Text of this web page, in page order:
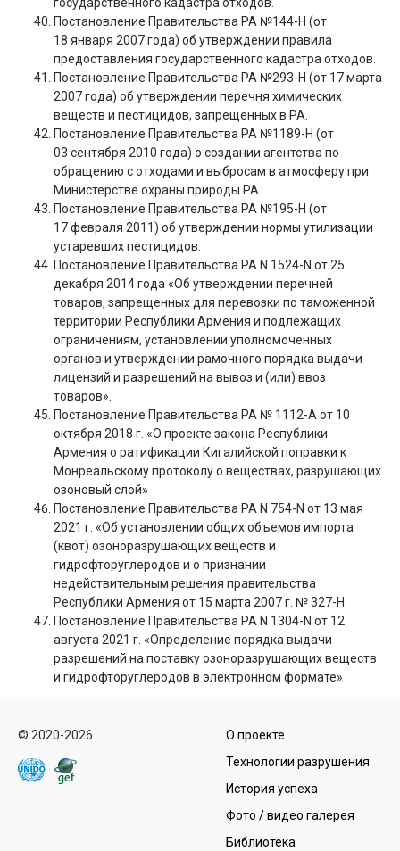
Постановление Правительства РА №144-Н (от
18 января 2007 года) об утверждении правила
предоставления государственного кадастра отходов.
Постановление Правительства РА №293-Н (от 17 марта
2007 года) об утверждении перечня химических
веществ и пестицидов, запрещенных в РА.
Постановление Правительства РА №1189-Н (от
03 сентября 2010 года) о создании агентства по
обращению с отходами и выбросам в атмосферу при
Министерстве охраны природы РА.
Постановление Правительства РА №195-Н (от
17 февраля 2011) об утверждении нормы утилизации
устаревших пестицидов.
Постановление Правительства РА N 1524-N от 25
декабря 2014 года «Об утверждении перечней
товаров, запрещенных для перевозки по таможенной
территории Республики Армения и подлежащих
ограничениям, установлении уполномоченных
органов и утверждении рамочного порядка выдачи
лицензий и разрешений на вывоз и (или) ввоз
товаров».
Постановление Правительства РА № 1112-А от 10
октября 2018 г. «О проекте закона Республики
Армения о ратификации Кигалийской поправки к
Монреальскому протоколу о веществах, разрушающих
озоновый слой»
Постановление Правительства РА N 754-N от 13 мая
2021 г. «Об установлении общих объемов импорта
(квот) озоноразрушающих веществ и
гидрофторуглеродов и о признании
недействительным решения правительства
Республики Армения от 15 марта 2007 г. № 327-Н
Постановление Правительства РА N 1304-N от 12
августа 2021 г. «Определение порядка выдачи
разрешений на поставку озоноразрушающих веществ
и гидрофторуглеродов в электронном формате»
© 2020-2026
О проекте
Технологии разрушения
История успеха
Фото / видео галерея
Библиотека